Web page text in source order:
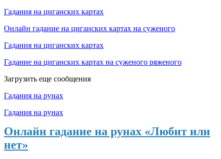
Гадания на циганских картах
Онлайн гадание на циганских картах на суженого
Гадания на циганских картах
Гадание на циганских картах на суженого ряженого
Загрузить еще сообщения
Гадания на рунах
Гадания на рунах
Онлайн гадание на рунах «Любит или
нет»